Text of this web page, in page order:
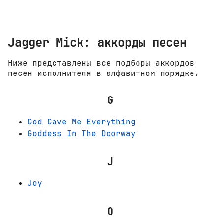
Jagger Mick: аккорды песен
Ниже представлены все подборы аккордов
песен исполнителя в алфавитном порядке.
G
God Gave Me Everything
Goddess In The Doorway
J
Joy
O